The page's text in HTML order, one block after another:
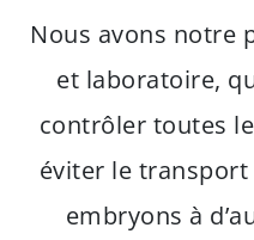
Nous avons notre
et laboratoire,
contrôler toutes
éviter le
embryons à